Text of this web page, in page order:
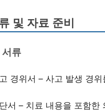
및 자료 준비
서류
경위서 – 사고 발생 경
서 – 치료 내용을 포함한